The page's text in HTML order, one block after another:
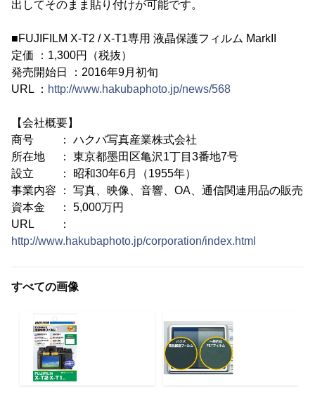
出してそのまま貼り付けが可能です。
■FUJIFILM X-T2 / X-T1専用 液晶保護フィルム MarkII
定価 ：1,300円（税抜）
発売開始日 ：2016年9月初旬
URL ： http://www.hakubaphoto.jp/news/568
【会社概要】
商号 ： ハクバ写真産業株式会社
所在地 ： 東京都墨田区亀沢1丁目3番地7号
設立 ： 昭和30年6月（1955年）
事業内容 ： 写真、映像、音響、OA、通信関連用品の販売
資本金 ： 5,000万円
URL ：
http://www.hakubaphoto.jp/corporation/index.html
すべての画像